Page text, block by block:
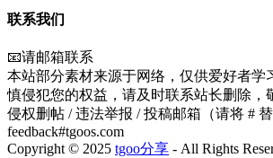
联系我们
📧请邮箱联系
本站部分素材来源于网络，仅供爱好者学
慎侵犯您的权益，请及时联系站长删除，
侵权删帖 / 违法举报 / 投稿邮箱（请将 # 替
feedback#tgoos.com
Copyright © 2025 tgoo分享 - All Rights